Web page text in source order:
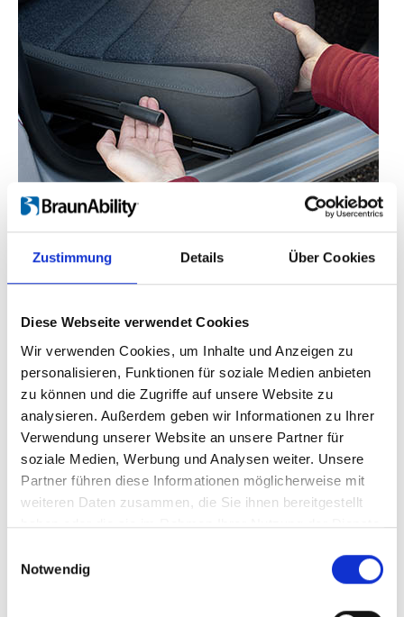
Zustimmung Details Über Cookies
Diese Webseite verwendet Cookies
Wir verwenden Cookies, um Inhalte und Anzeigen zu
personalisieren, Funktionen für soziale Medien anbieten
zu können und die Zugriffe auf unsere Website zu
analysieren. Außerdem geben wir Informationen zu Ihrer
Verwendung unserer Website an unsere Partner für
soziale Medien, Werbung und Analysen weiter. Unsere
Partner führen diese Informationen möglicherweise mit
weiteren Daten zusammen, die Sie ihnen bereitgestellt
haben oder die sie im Rahmen Ihrer Nutzung der Dienste
Notwendig
Manuelle Ausführung
Bei der manuellen Ausführung des Turnout
außen schwenken. Wenn Sie den Hebel
loslassen, rastet der Sitz in der Endposition
ein.